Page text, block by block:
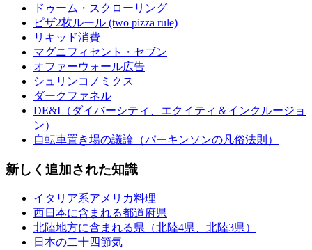
ドゥーム・スクローリング
ピザ2枚ルール (two pizza rule)
リキッド消費
マグニフィセント・セブン
オファーウォール広告
シュリンコノミクス
ダークファネル
DE&I（ダイバーシティ、エクイティ＆インクルージョ
ン）
自転車置き場の議論（パーキンソンの凡俗法則）
新しく追加された知識
イタリア系アメリカ料理
西日本に含まれる都道府県
北陸地方に含まれる県（北陸4県、北陸3県）
日本の二十四節気